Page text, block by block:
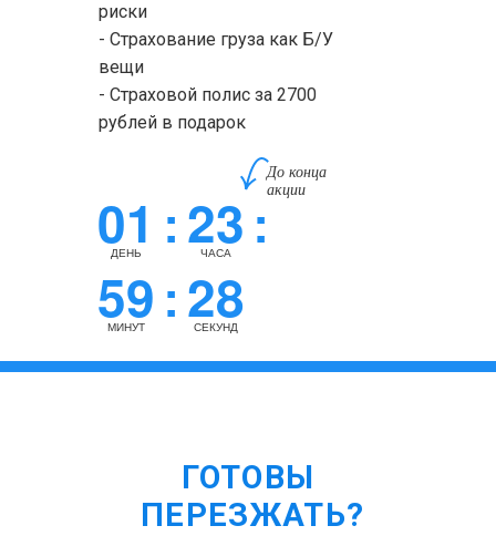
риски
- Страхование груза как Б/У
вещи
- Страховой полис за 2700
рублей в подарок
До конца
акции
01:
ДЕНЬ 23:
ЧАСА
59:
МИНУТ 28
СЕКУНД
ГОТОВЫ
ПЕРЕЗЖАТЬ?